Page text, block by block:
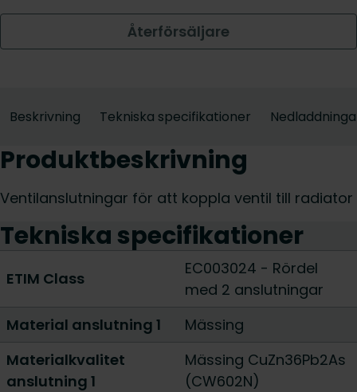
Återförsäljare
Beskrivning Tekniska specifikationer
Produktbeskrivning
Ventilanslutningar för att koppla ventil till radiator
Tekniska specifikationer
ETIM Class
EC003024 - Rördel
med 2 anslutningar
Material anslutning 1
Mässing
Materialkvalitet
anslutning 1
Mässing CuZn36Pb2As
(CW602N)